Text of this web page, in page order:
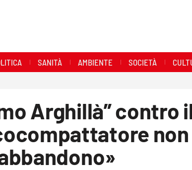
SANITÀ AMBIENTE SOCIETÀ
Arghillà” contro
non